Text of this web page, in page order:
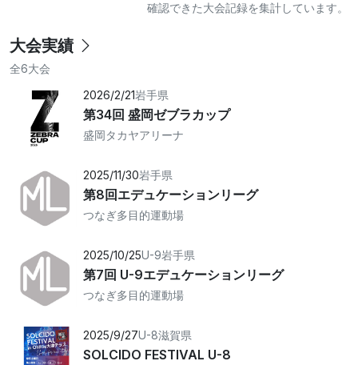
確認できた大会記録を集計しています。
大会実績
全6大会
2026/2/21岩手県
第34回 盛岡ゼブラカップ
盛岡タカヤアリーナ
2025/11/30岩手県
第8回エデュケーションリーグ
つなぎ多目的運動場
2025/10/25U-9岩手県
第7回 U-9エデュケーションリーグ
つなぎ多目的運動場
2025/9/27U-8滋賀県
SOLCIDO FESTIVAL U-8